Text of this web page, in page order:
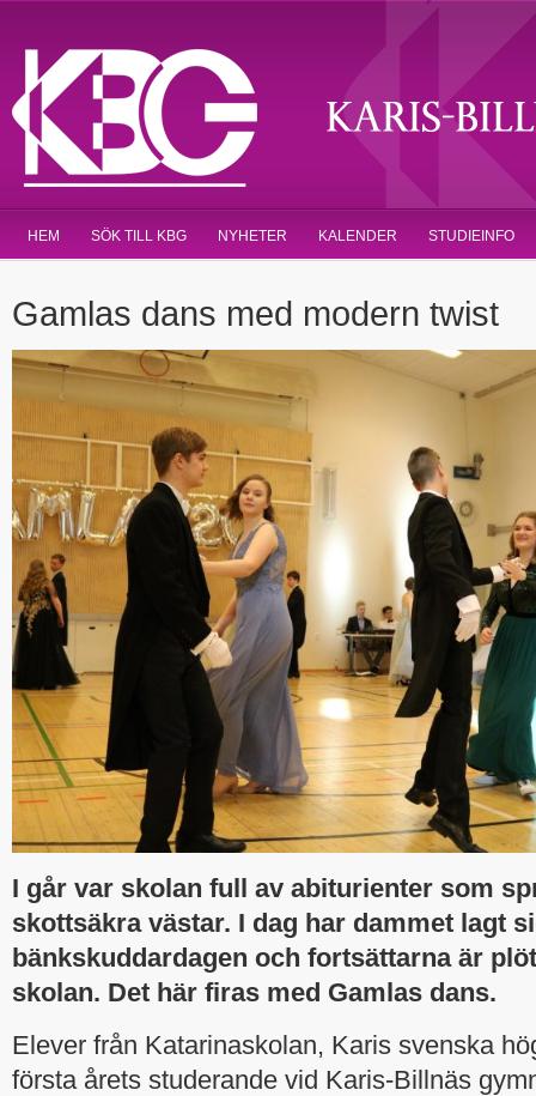
HEM SÖK TILL KBG NYHETER KALENDER STUDIEINFO
Gamlas dans med modern twist
I går var skolan full av abiturienter som
skottsäkra västar. I dag har dammet lagt
bänkskuddardagen och fortsättarna är
skolan. Det här firas med Gamlas dans.
Elever från Katarinaskolan, Karis svenska
första årets studerande vid Karis-Billnäs